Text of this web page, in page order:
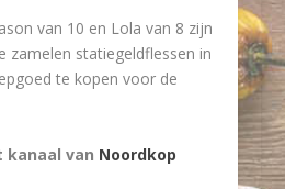
van 10 en Lola van 8 zijn
zamelen statiegeldflessen in
te kopen voor de
kanaal van Noordkop